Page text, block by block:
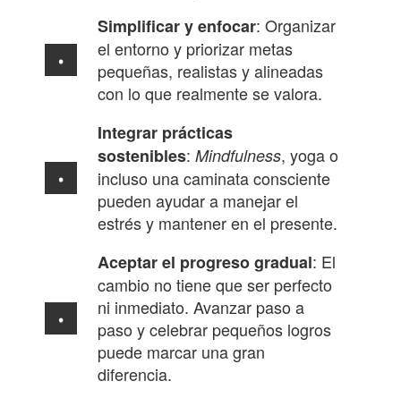
Simplificar y enfocar: Organizar
el entorno y priorizar metas
pequeñas, realistas y alineadas
con lo que realmente se valora.
Integrar prácticas
sostenibles:Mindfulness, yoga o
incluso una caminata consciente
pueden ayudar a manejar el
estrés y mantener en el presente.
Aceptar el progreso gradual: El
cambio no tiene que ser perfecto
ni inmediato. Avanzar paso a
paso y celebrar pequeños logros
puede marcar una gran
diferencia.